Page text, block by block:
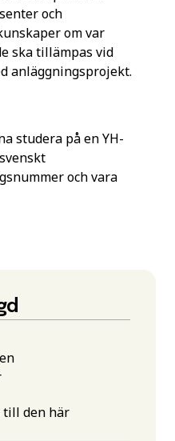
och
om var
ska tillämpas vid
anläggningsprojekt.
studera på en YH-
och vara
till den här